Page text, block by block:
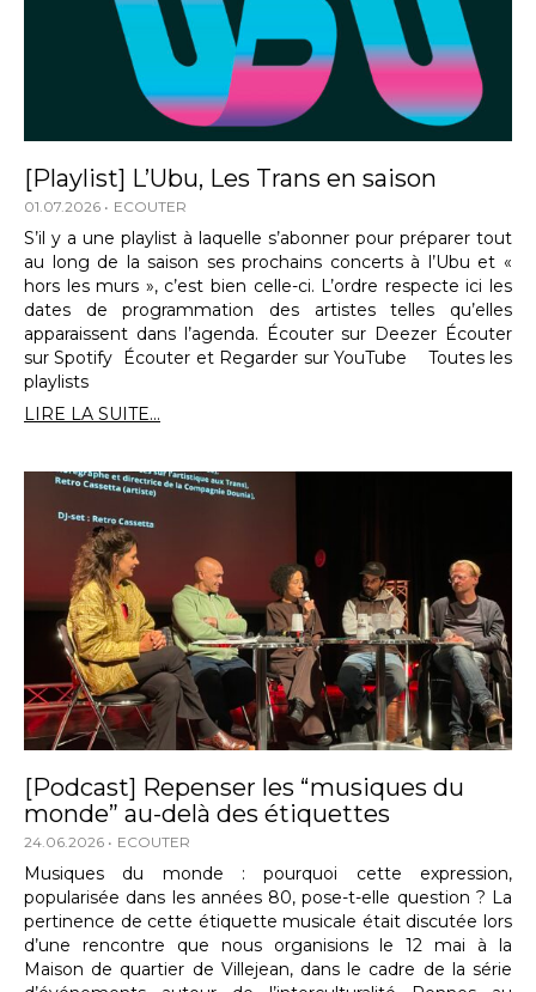
[Playlist] L’Ubu, Les Trans en saison
01.07.2026 ECOUTER
S’il y a une playlist à laquelle s’abonner pour préparer tout
au long de la saison ses prochains concerts à l’Ubu et «
hors les murs », c’est bien celle-ci. L’ordre respecte ici les
dates de programmation des artistes telles qu’elles
apparaissent dans l’agenda. Écouter sur Deezer Écouter
sur Spotify Écouter et Regarder sur YouTube Toutes les
playlists
LIRE LA SUITE...
[Podcast] Repenser les “musiques du
monde” au-delà des étiquettes
24.06.2026 ECOUTER
Musiques du monde : pourquoi cette expression,
popularisée dans les années 80, pose-t-elle question ? La
pertinence de cette étiquette musicale était discutée lors
d’une rencontre que nous organisions le 12 mai à la
Maison de quartier de Villejean, dans le cadre de la série